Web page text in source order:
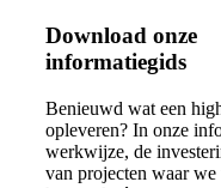
Download onze
informatiegids
Benieuwd wat een
opleveren? In onze
werkwijze, de
van projecten waar